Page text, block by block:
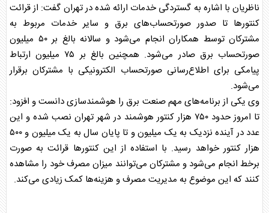
ناظریان با اشاره به گستردگی خدمات ارائه شده در تهران گفت: از قرائت
کنتورها تا صدور صورتحساب‌های برق و سایر خدمات مربوط به
مشترکان توسط همکاران انجام می‌شود و سالانه بالغ بر ۵۰ میلیون
صورتحساب برق
صادر می‌شود. همچنین بالغ بر ۷۵ میلیون ارتباط
پیامکی برای اطلاع‌رسانی صورتحساب الکترونیکی با مشترکان برقرار
می‌شود.
وی یکی از برنامه‌های مهم صنعت برق را هوشمندسازی دانست و افزود:
تا امروز حدود ۷۵۰ هزار کنتور هوشمند در شهر تهران نصب شده و این
عدد در آینده نزدیک به یک میلیون و تا پایان سال به یک میلیون و ۵۰۰
هزار کنتور خواهد رسید. با استفاده از این کنتورها قرائت به صورت
برخط انجام می‌شود و مشترکان می‌توانند میزان مصرف خود را مشاهده
کنند که این موضوع به مدیریت مصرف و هزینه‌ها کمک زیادی می‌کند.